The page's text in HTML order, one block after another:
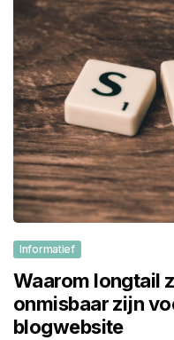
Informatief
Waarom longtail
onmisbaar zijn
blogwebsite